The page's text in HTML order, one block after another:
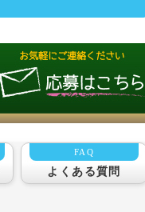
FAQ
よくある質問